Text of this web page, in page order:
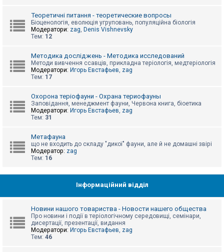
б
е
д
п
о
е
й
А
и
т
Теоретичні питання - теоретические вопросы
Біоценологія, еволюція угруповань, популяційна біологія
Модератори: zag, Denis Vishnevsky
Тем: 12
Методика досліджень - Методика исследований
Методи вивчення ссавців, прикладна теріологія, медтеріологія
Модератори: Игорь Евстафьев, zag
Тем: 17
Охорона теріофауни - Охрана териофауны
Заповідання, менеджмент фауни, Червона книга, біоетика
Модератори: Игорь Евстафьев, zag
Тем: 31
Метафауна
що не входить до складу "дикої" фауни, але й не домашні звірі
Модератор: zag
Тем: 16
Інформаційний відділ
Новини нашого товариства - Новости нашего общества
Про новини і події в теріологічному середовищі, семінари,
дисертації, презентації, видання
Модератори: Игорь Евстафьев, zag
Тем: 46